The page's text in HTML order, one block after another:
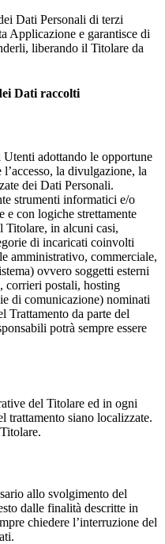
Dati Personali di terzi
Applicazione e garantisce di
liberando il Titolare da
Dati raccolti
adottando le opportune
la divulgazione, la
dei Dati Personali.
strumenti informatici e/o
e con logiche strettamente
Titolare, in alcuni casi,
di incaricati coinvolti
amministrativo, commerciale,
ovvero soggetti esterni
corrieri postali, hosting
di comunicazione) nominati
Trattamento da parte del
potrà sempre essere
del Titolare ed in ogni
trattamento siano localizzate.
allo svolgimento del
dalle finalità descritte in
chiedere l’interruzione del